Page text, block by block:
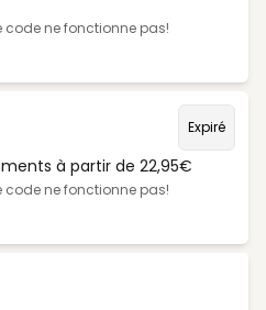
code ne fonctionne pas!
Expiré
à partir de 22,95€
code ne fonctionne pas!